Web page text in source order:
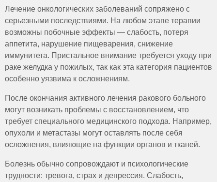
Лечение онкологических заболеваний сопряжено с
серьезными последствиями. На любом этапе терапии
возможны побочные эффекты — слабость, потеря
аппетита, нарушение пищеварения, снижение
иммунитета. Пристальное внимание требуется уходу при
раке желудка у пожилых, так как эта категория пациентов
особенно уязвима к осложнениям.
После окончания активного лечения ракового больного
могут возникать проблемы с восстановлением, что
требует специального медицинского подхода. Например,
опухоли и метастазы могут оставлять после себя
осложнения, влияющие на функции органов и тканей.
Болезнь обычно сопровождают и психологические
трудности: тревога, страх и депрессия. Слабость,